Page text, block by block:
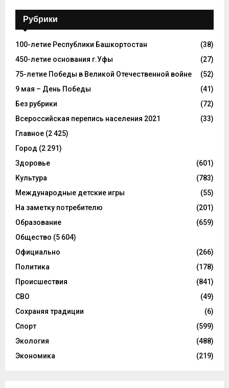
Рубрики
100-летие Республики Башкортостан
(38)
450-летие основания г.Уфы
(27)
75-летие Победы в Великой Отечественной войне
(52)
9 мая – День Победы
(41)
Без рубрики
(72)
Всероссийская перепись населения 2021
(33)
Главное (2 425)
Город (2 291)
Здоровье
(601)
Культура
(783)
Международные детские игры
(55)
На заметку потребителю
(201)
Образование
(659)
Общество (5 604)
Официально
(266)
Политика
(178)
Происшествия
(841)
СВО
(49)
Сохраняя традиции
(6)
Спорт
(599)
Экология
(488)
Экономика
(219)